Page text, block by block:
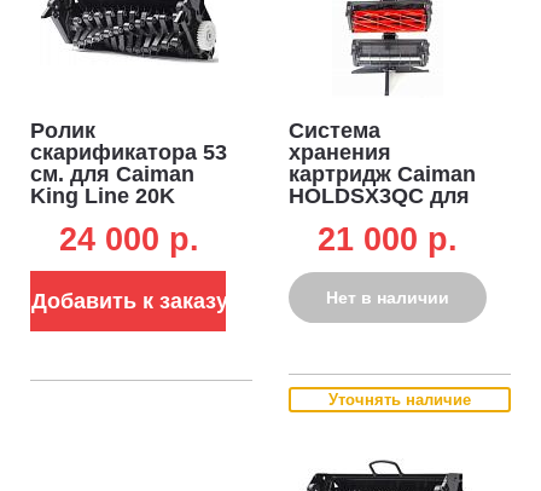
Ролик
скарификатора 53
см. для Caiman
King Line 20K
24 000 p.
Добавить к заказу
Система
хранения
картридж Caiman
HOLDSX3QC для
(возможна
картриджей
одновременно)
21 000 p.
Нет в наличии
Уточнять наличие